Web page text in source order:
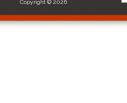
Copyright © 2026